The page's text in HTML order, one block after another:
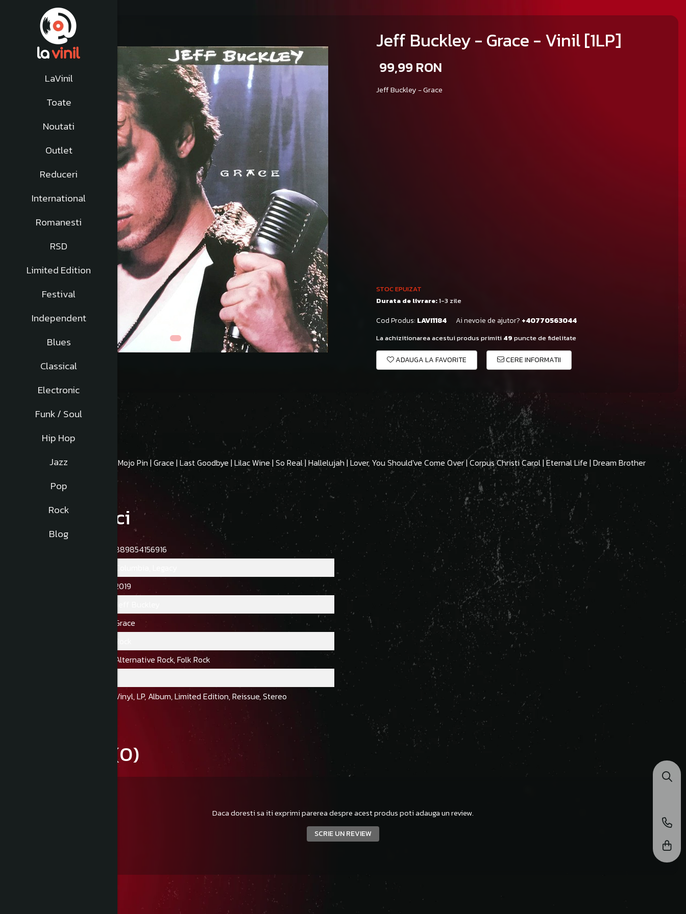
LaVinil
Toate
Noutati
Outlet
Reduceri
International
Romanesti
RSD
Limited Edition
Festival
Independent
Blues
Classical
Electronic
Funk / Soul
Hip Hop
Jazz
Pop
Rock
Blog
Jeff Buckley - Grace - Vinil [1LP]
99,99 RON
Jeff Buckley - Grace
STOC EPUIZAT
Durata de livrare:1-3 zile
Cod Produs: LAVI1184 Ai nevoie de ajutor? +40770563044
La achizitionarea acestui produs primiti 49 puncte de fidelitate
ADAUGA LA FAVORITE CERE INFORMATII
Descriere
Jeff Buckley - Grace. Tracklist: Mojo Pin | Grace | Last Goodbye | Lilac Wine | So Real | Hallelujah | Lover, You Should've Come Over | Corpus Christi Carol | Eternal Life | Dream Brother
Caracteristici
889854156916
2019
Grace
Alternative Rock, Folk Rock
Vinyl, LP, Album, Limited Edition, Reissue, Stereo
(0)
Daca doresti sa iti exprimi parerea despre acest produs poti adauga un review.
SCRIE UN REVIEW